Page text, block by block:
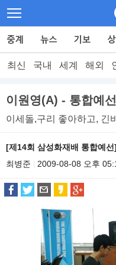
최신 국내 세계 해외
이원영(A) - 통합예
이세돌,구리 좋아하고, 긴
[제14회 삼성화재배 통합예선]
최병준
2009-08-08 오후